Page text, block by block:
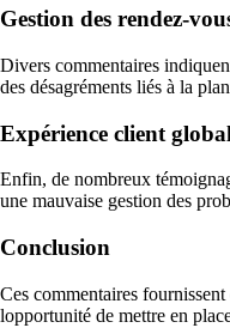
Gestion des rendez-
Divers commentaires
des désagréments liés à la
Expérience client
Enfin, de nombreux
une mauvaise gestion des
Conclusion
Ces commentaires
lopportunité de mettre en